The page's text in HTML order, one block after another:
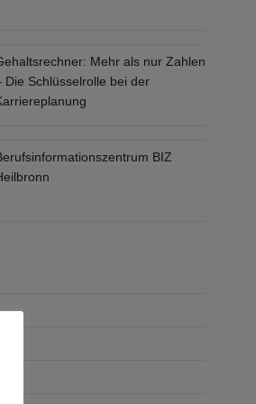
Mehr als nur Zahlen
Die Schlüsselrolle bei der
BIZ